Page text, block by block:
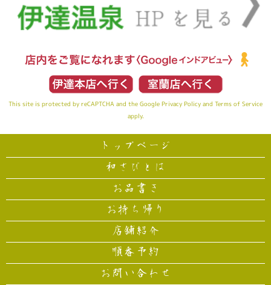
This site is protected by reCAPTCHA and the Google Privacy Policy and Terms of Service
apply.
トップページ
和さびとは
お品書き
お持ち帰り
店舗紹介
順番予約
お問い合わせ